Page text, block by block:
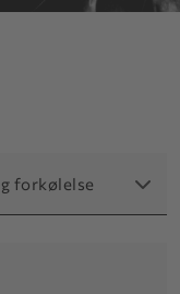
forkølelse